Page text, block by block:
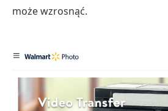
może wzrosnąć.